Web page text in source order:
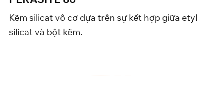
vô cơ dựa trên sự kết hợp giữa etyl
bột kẽm.
Kẽm